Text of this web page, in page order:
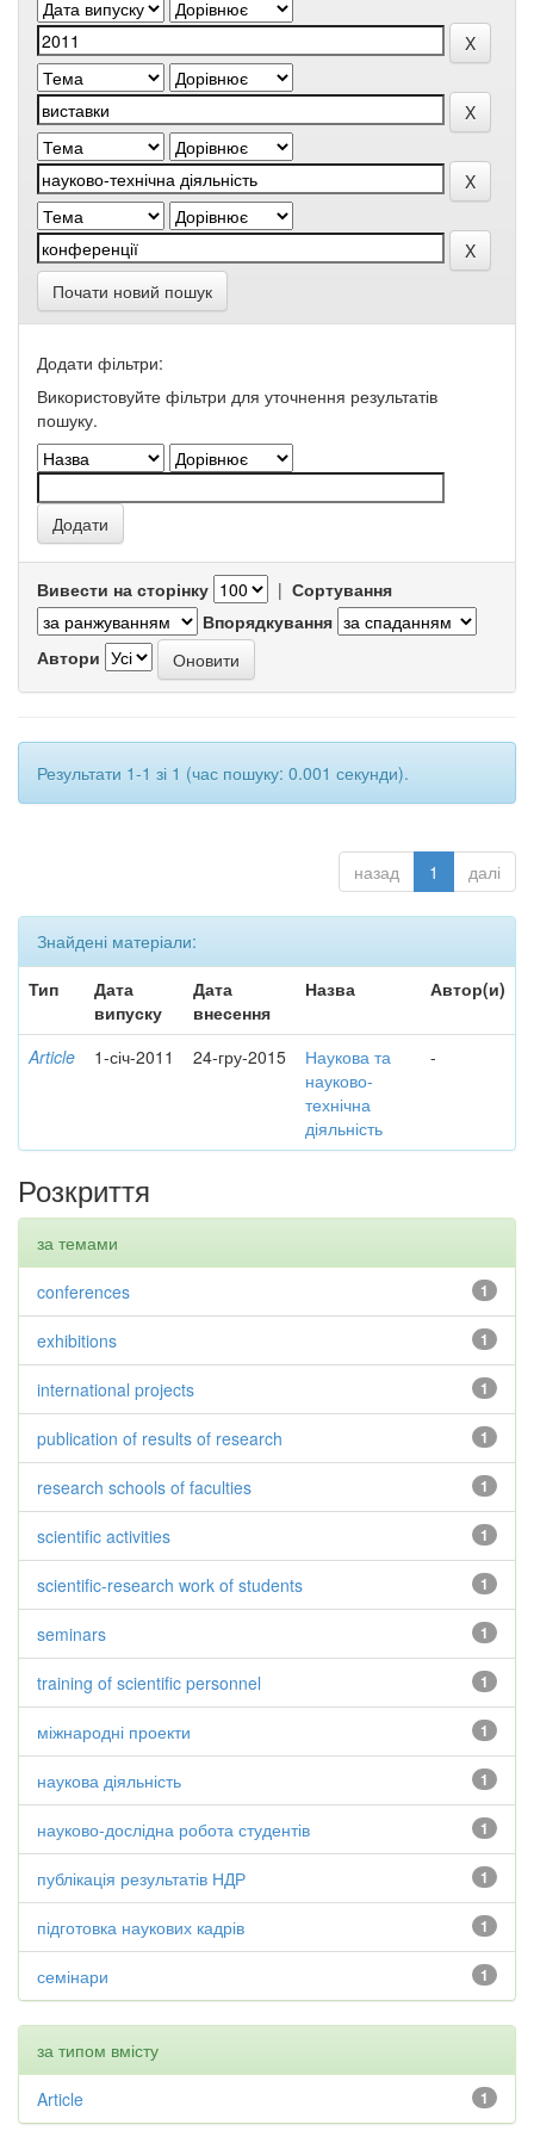
Почати новий пошук
Додати фільтри:
Використовуйте фільтри для уточнення результатів
пошуку.
Вивести на сторінку | Сортування
Впорядкування
Автори
Результати 1-1 зі 1 (час пошуку: 0.001 секунди).
назад 1 далі
Знайдені матеріали:
Тип
Дата
випуску
Дата
внесення
Назва Автор(и)
Article 1-січ-2011 24-гру-2015
Наукова та
науково-
технічна
діяльність
-
Розкриття
за темами
1
conferences
1
exhibitions
1
international projects
1
publication of results of research
1
research schools of faculties
1
scientific activities
1
scientific-research work of students
1
seminars
1
training of scientific personnel
1
міжнародні проекти
1
наукова діяльність
1
науково-дослідна робота студентів
1
публікація результатів НДР
1
підготовка наукових кадрів
1
семінари
за типом вмісту
1
Article